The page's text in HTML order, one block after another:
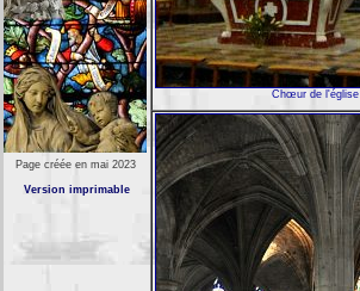
Page créée en mai 2023
Version imprimable
Chœur de l'église